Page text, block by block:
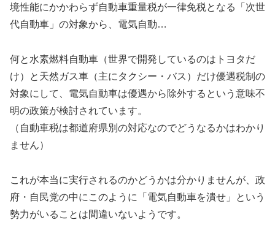
境性能にかかわらず自動車重量税が一律免税となる「次世
代自動車」の対象から、電気自動…
何と水素燃料自動車（世界で開発しているのはトヨタだ
け）と天然ガス車（主にタクシー・バス）だけ優遇税制の
対象にして、電気自動車は優遇から除外するという意味不
明の政策が検討されています。
（自動車税は都道府県別の対応なのでどうなるかはわかり
ません）
これが本当に実行されるのかどうかは分かりませんが、政
府・自民党の中にこのように「電気自動車を潰せ」という
勢力がいることは間違いないようです。